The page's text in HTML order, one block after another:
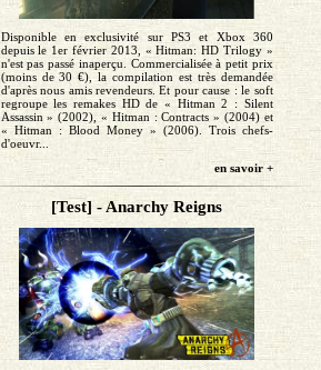
Disponible en exclusivité sur PS3 et Xbox 360
depuis le 1er février 2013, « Hitman: HD Trilogy »
n'est pas passé inaperçu. Commercialisée à petit prix
(moins de 30 €), la compilation est très demandée
d'après nous amis revendeurs. Et pour cause : le soft
regroupe les remakes HD de « Hitman 2 : Silent
Assassin » (2002), « Hitman : Contracts » (2004) et
« Hitman : Blood Money » (2006). Trois chefs-
d'oeuvr...
en savoir +
[Test] - Anarchy Reigns